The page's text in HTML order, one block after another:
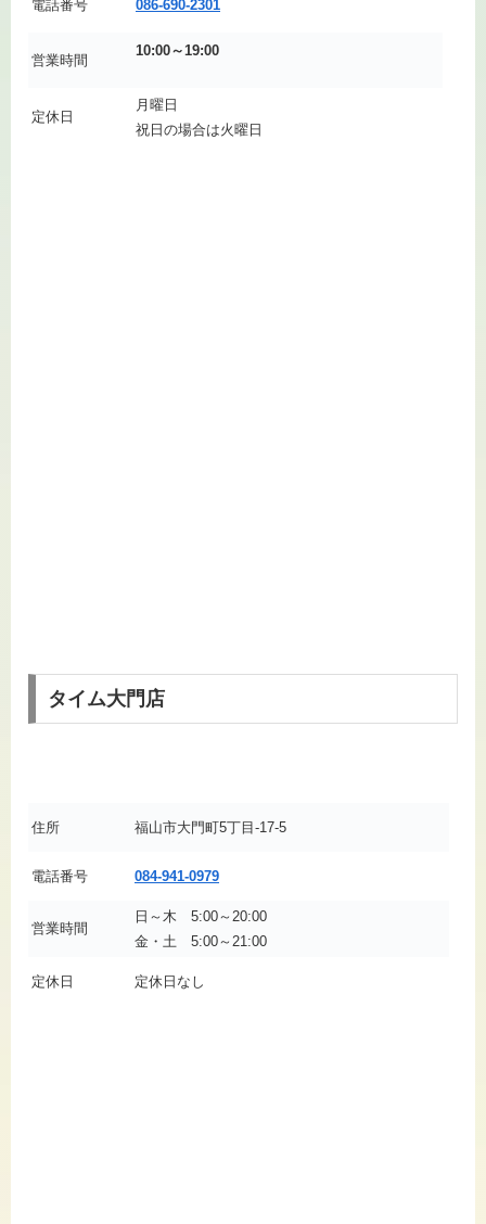
電話番号 086-690-2301
営業時間
10:00～19:00
定休日
月曜日
祝日の場合は火曜日
タイム大門店
住所 福山市大門町5丁目-17-5
電話番号 084-941-0979
営業時間
日～木 5:00～20:00
金・土 5:00～21:00
定休日 定休日なし